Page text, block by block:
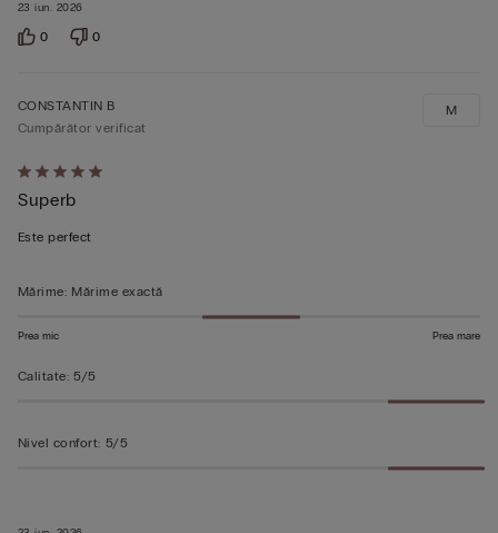
23 iun. 2026
0 0
Evaluat
5
din
CONSTANTIN B
Cumpărător verificat
Superb
Este perfect
M
Mărime: Mărime exactă
Prea mic Prea mare
Calitate: 5/5
Nivel confort: 5/5